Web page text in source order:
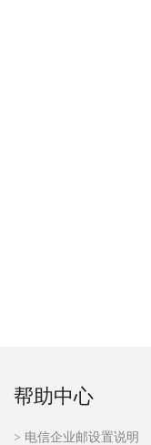
帮助中心
> 电信企业邮设置说明